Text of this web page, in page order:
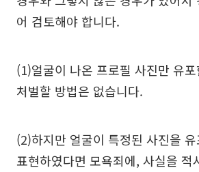
어 검토해야 합니다.
(1)얼굴이 나온 프로필 사진만 유
처벌할 방법은 없습니다.
(2)하지만 얼굴이 특정된 사진을
표현하였다면 모욕죄에, 사실을 적